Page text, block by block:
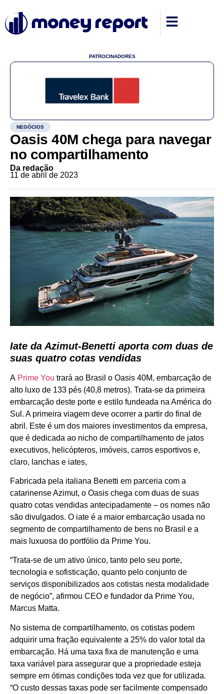
PATROCINADORES
NEGÓCIOS
Oasis 40M chega para navegar
no compartilhamento
Da redação
11 de abril de 2023
Iate da Azimut-Benetti aporta com duas de
suas quatro cotas vendidas
A Prime You trará ao Brasil o Oasis 40M, embarcação de
alto luxo de 133 pés (40,8 metros). Trata-se da primeira
embarcação deste porte e estilo fundeada na América do
Sul. A primeira viagem deve ocorrer a partir do final de
abril. Este é um dos maiores investimentos da empresa,
que é dedicada ao nicho de compartilhamento de jatos
executivos, helicópteros, imóveis, carros esportivos e,
claro, lanchas e iates,
Fabricada pela italiana Benetti em parceria com a
catarinense Azimut, o Oasis chega com duas de suas
quatro cotas vendidas antecipadamente – os nomes não
são divulgados. O iate é a maior embarcação usada no
segmento de compartilhamento de bens no Brasil e a
mais luxuosa do portfólio da Prime You.
“Trata-se de um ativo único, tanto pelo seu porte,
tecnologia e sofisticação, quanto pelo conjunto de
serviços disponibilizados aos cotistas nesta modalidade
de negócio”, afirmou CEO e fundador da Prime You,
Marcus Matta.
No sistema de compartilhamento, os cotistas podem
adquirir uma fração equivalente a 25% do valor total da
embarcação. Há uma taxa fixa de manutenção e uma
taxa variável para assegurar que a propriedade esteja
sempre em ótimas condições toda vez que for utilizada.
“O custo dessas taxas pode ser facilmente compensado